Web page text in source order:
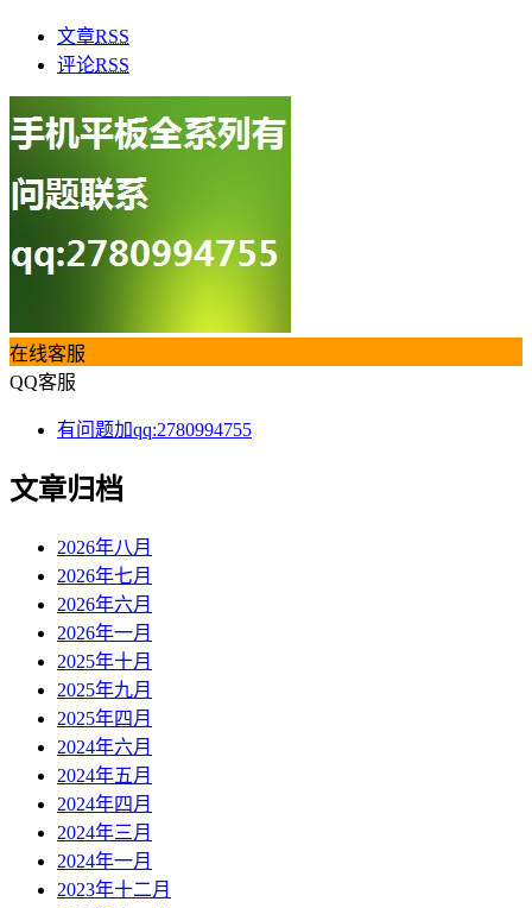
文章RSS
评论RSS
在线客服
QQ客服
有问题加qq:2780994755
文章归档
2026年八月
2026年七月
2026年六月
2026年一月
2025年十月
2025年九月
2025年四月
2024年六月
2024年五月
2024年四月
2024年三月
2024年一月
2023年十二月